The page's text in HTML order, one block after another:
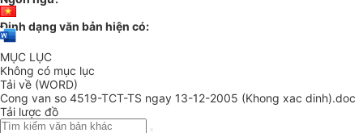
Định dạng văn bản hiện có:
MỤC LỤC
Không có mục lục
Tải về (WORD)
Cong van so 4519-TCT-TS ngay 13-12-2005 (Khong xac dinh).doc
Tải lược đồ